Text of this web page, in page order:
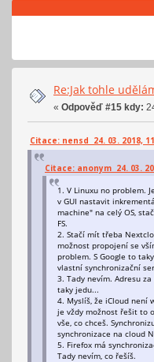
Re:Jak tohle
« Odpověď #15 kdy:
Citace: nensd 24. 03. 2018,
Citace: anonym 24. 03.
1. V Linuxu no problem.
v GUI nastavit
machine" na celý OS,
FS.
2. Stačí mít třeba
možnost propojení se
problem. S Google to
vlastní synchronizační
3. Tady nevím. Adresu
taky jedu...
4. Myslíš, že iCloud není
je vždy možnost řešit to
vše, co chceš.
synchronizace na cloud
5. Firefox má
Tady nevím, co řešíš.